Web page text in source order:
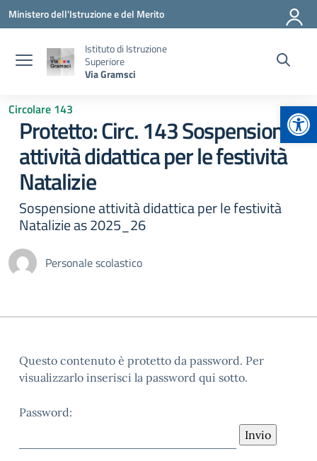
Vai ai contenuti
Vai al menu di navigazione
Vai al footer
Ministero dell'Istruzione e del Merito
Istituto di Istruzione
Superiore
Via Gramsci
Circolare 143
Protetto: Circ. 143 Sospensione
attività didattica per le festività
Natalizie
Sospensione attività didattica per le festività
Natalizie as 2025_26
Personale scolastico
Questo contenuto è protetto da password. Per
visualizzarlo inserisci la password qui sotto.
Password: